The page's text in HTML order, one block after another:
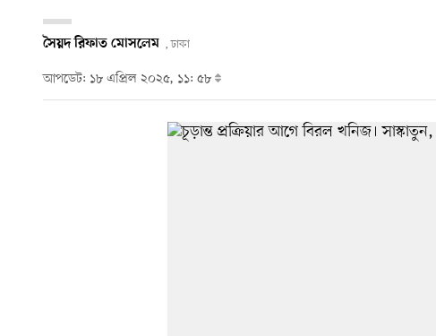
সৈয়দ রিফাত মোসলেম , ঢাকা
আপডেট: ১৮ এপ্রিল ২০২৫, ১১: ৫৮